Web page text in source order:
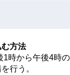
方法
時から午後4時
行う。